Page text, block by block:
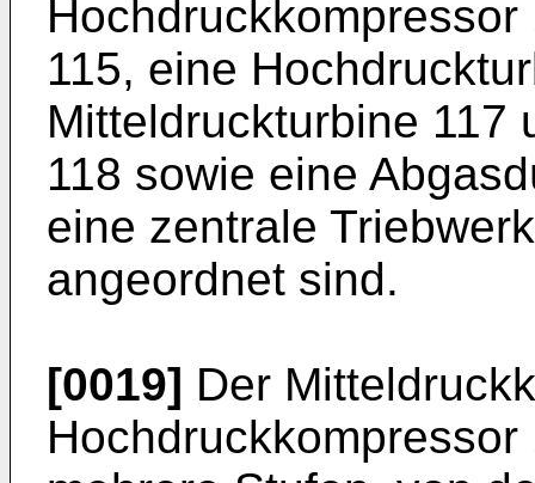
115, eine
Mitteldruckturbine 117
118 sowie eine
eine zentrale
angeordnet sind.
[0019] Der